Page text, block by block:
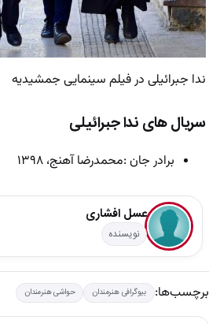
ندا جبرائیلی در فیلم سینمایی جمشیدیه
سریال های ندا جبرائیلی
برادر جان :محمدرضا آهنج، ۱۳۹۸
عسل افشاری
نویسنده
برچسب‌ها: بیوگرافی هنرمندان حواشی هنرمندان